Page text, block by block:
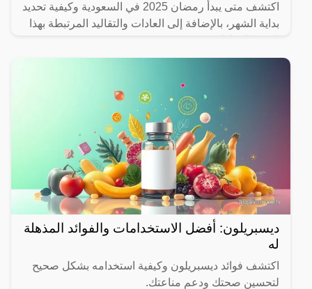
اكتشف متى يبدأ رمضان 2025 في السعودية وكيفية تحديد
بداية الشهر، بالإضافة إلى العادات والتقاليد المرتبطة بهذا
ديسبريلون: أفضل الاستخدامات والفوائد المذهلة
له
اكتشف فوائد ديسبريلون وكيفية استخدامه بشكل صحيح
لتحسين صحتك ودعم مناعتك.